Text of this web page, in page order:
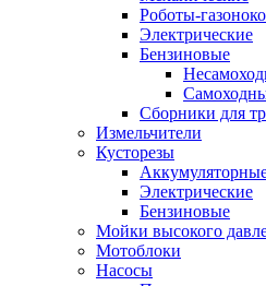
Роботы-
Электрические
Бензиновые
Сборники для
Измельчители
Кусторезы
Электрические
Бензиновые
Мойки высокого
Мотоблоки
Насосы